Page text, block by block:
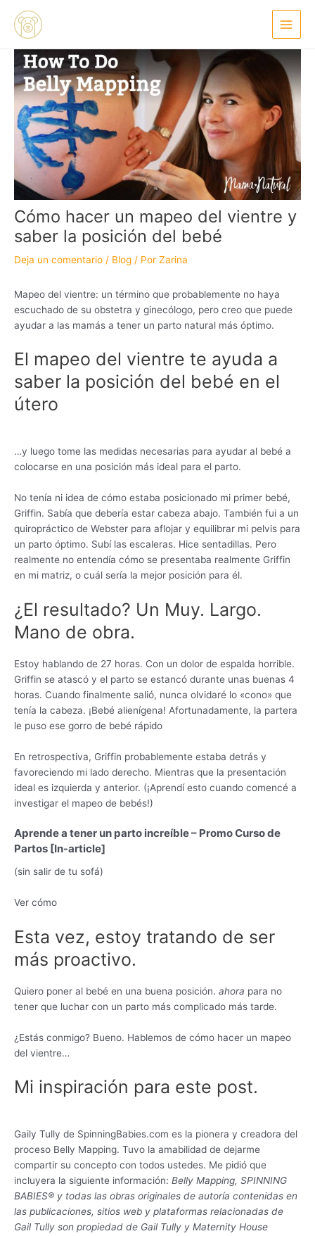
contenido
Main
Menu
Cómo hacer un mapeo del vientre y
saber la posición del bebé
Deja un comentario / Blog / Por Zarina
Mapeo del vientre: un término que probablemente no haya
escuchado de su obstetra y ginecólogo, pero creo que puede
ayudar a las mamás a tener un parto natural más óptimo.
El mapeo del vientre te ayuda a
saber la posición del bebé en el
útero
…y luego tome las medidas necesarias para ayudar al bebé a
colocarse en una posición más ideal para el parto.
No tenía ni idea de cómo estaba posicionado mi primer bebé,
Griffin. Sabía que debería estar cabeza abajo. También fui a un
quiropráctico de Webster para aflojar y equilibrar mi pelvis para
un parto óptimo. Subí las escaleras. Hice sentadillas. Pero
realmente no entendía cómo se presentaba realmente Griffin
en mi matriz, o cuál sería la mejor posición para él.
¿El resultado? Un Muy. Largo.
Mano de obra.
Estoy hablando de 27 horas. Con un dolor de espalda horrible.
Griffin se atascó y el parto se estancó durante unas buenas 4
horas. Cuando finalmente salió, nunca olvidaré lo «cono» que
tenía la cabeza. ¡Bebé alienígena! Afortunadamente, la partera
le puso ese gorro de bebé rápido
En retrospectiva, Griffin probablemente estaba detrás y
favoreciendo mi lado derecho. Mientras que la presentación
ideal es izquierda y anterior. (¡Aprendí esto cuando comencé a
investigar el mapeo de bebés!)
Aprende a tener un parto increíble – Promo Curso de
Partos [In-article]
(sin salir de tu sofá)
Ver cómo
Esta vez, estoy tratando de ser
más proactivo.
Quiero poner al bebé en una buena posición. ahora para no
tener que luchar con un parto más complicado más tarde.
¿Estás conmigo? Bueno. Hablemos de cómo hacer un mapeo
del vientre…
Mi inspiración para este post.
Gaily Tully de SpinningBabies.com es la pionera y creadora del
proceso Belly Mapping. Tuvo la amabilidad de dejarme
compartir su concepto con todos ustedes. Me pidió que
incluyera la siguiente información: Belly Mapping, SPINNING
BABIES® y todas las obras originales de autoría contenidas en
las publicaciones, sitios web y plataformas relacionadas de
Gail Tully son propiedad de Gail Tully y Maternity House
de
entradas